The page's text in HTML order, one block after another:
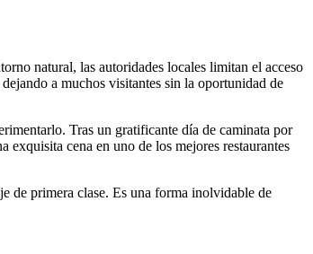
natural, las autoridades locales limitan el acceso
a muchos visitantes sin la oportunidad de
Tras un gratificante día de caminata por
exquisita cena en uno de los mejores restaurantes
de primera clase. Es una forma inolvidable de